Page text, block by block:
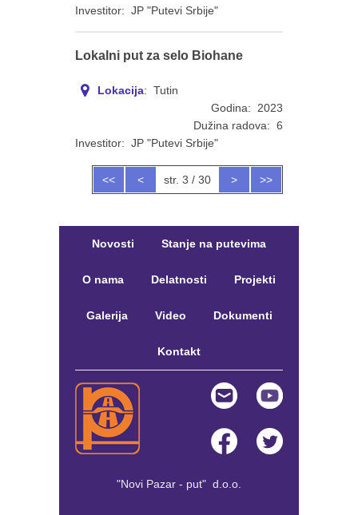
Investitor: JP "Putevi Srbije"
Lokalni put za selo Biohane
Lokacija: Tutin
Godina: 2023
Dužina radova: 6
Investitor: JP "Putevi Srbije"
<< < >>
>
str. 3 / 30
Novosti Stanje na putevima
O nama Delatnosti Projekti
Galerija Video Dokumenti
Kontakt
"Novi Pazar - put" d.o.o.